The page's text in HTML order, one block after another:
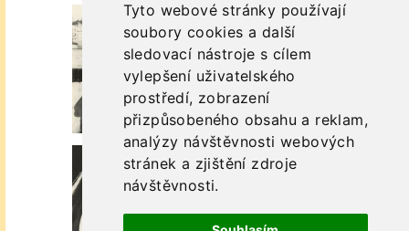
Tyto webové stránky používají
soubory cookies a další
sledovací nástroje s cílem
vylepšení uživatelského
prostředí, zobrazení
přizpůsobeného obsahu a reklam,
analýzy návštěvnosti webových
stránek a zjištění zdroje
návštěvnosti.